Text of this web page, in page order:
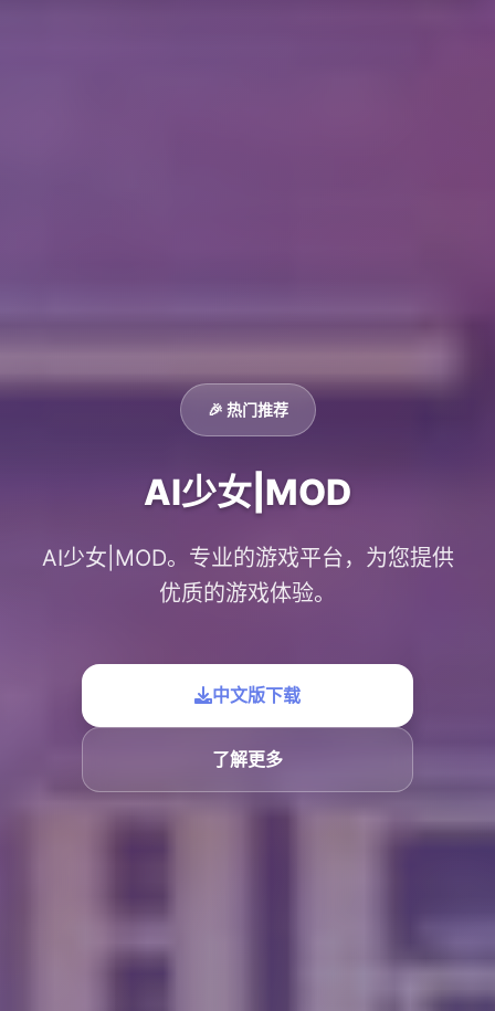
🎉 热门推荐
AI少女|MOD
AI少女|MOD。专业的游戏平台，为您提供
优质的游戏体验。
中文版下载
了解更多